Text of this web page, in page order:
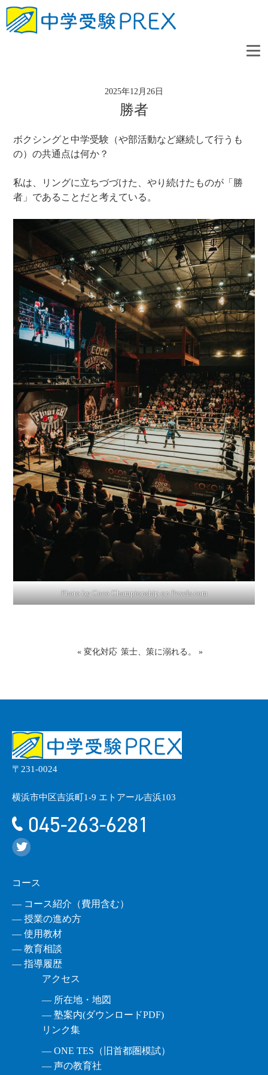
2025年12月26日
勝者
ボクシングと中学受験（や部活動など継続して行うも
の）の共通点は何か？
私は、リングに立ちづづけた、やり続けたものが「勝
者」であることだと考えている。
Photo by Coco Championship onPexels.com
« 変化対応 策士、策に溺れる。 »
〒231-0024
横浜市中区吉浜町1-9 エトアール吉浜103
045-263-6281
コース
― コース紹介（費用含む）
― 授業の進め方
― 使用教材
― 教育相談
― 指導履歴
アクセス
― 所在地・地図
― 塾案内(ダウンロードPDF)
リンク集
― ONE TES（旧首都圏模試）
― 声の教育社